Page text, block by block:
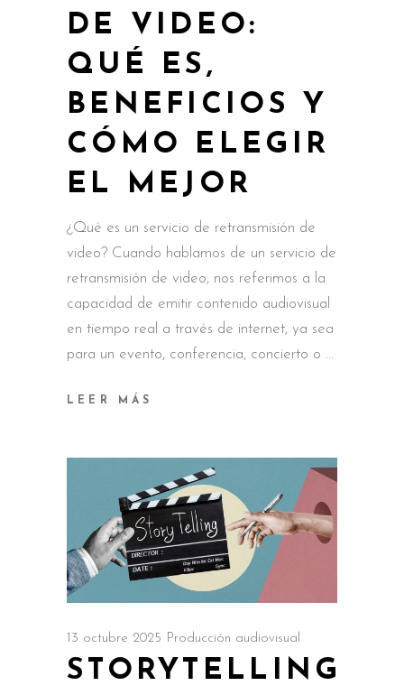
DE VIDEO:
QUÉ ES,
BENEFICIOS Y
CÓMO ELEGIR
EL MEJOR
¿Qué es un servicio de retransmisión de
video? Cuando hablamos de un servicio de
retransmisión de video, nos referimos a la
capacidad de emitir contenido audiovisual
en tiempo real a través de internet, ya sea
para un evento, conferencia, concierto o
LEER MÁS
13 octubre 2025 Producción audiovisual
STORYTELLING